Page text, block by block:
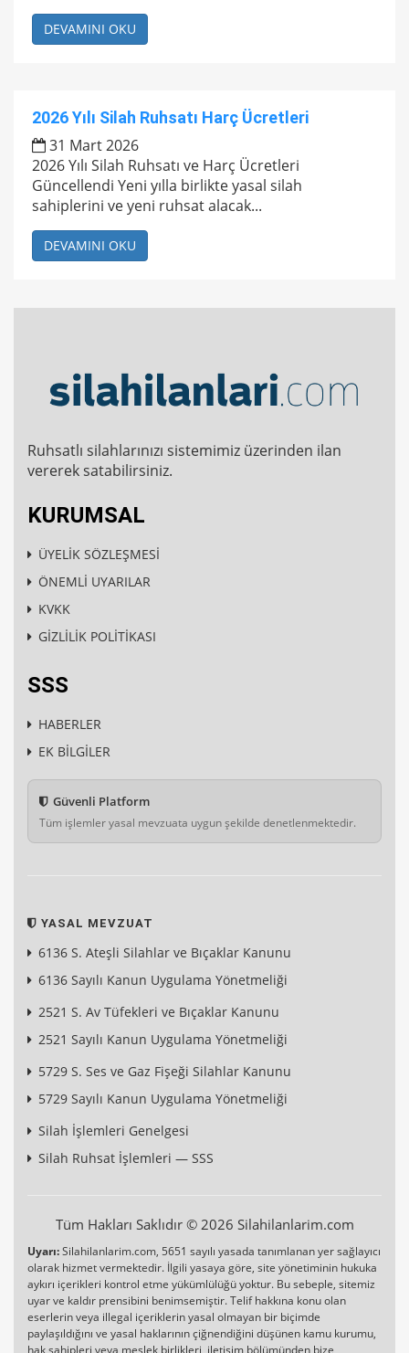
DEVAMINI OKU
2026 Yılı Silah Ruhsatı Harç Ücretleri
31 Mart 2026
2026 Yılı Silah Ruhsatı ve Harç Ücretleri
Güncellendi Yeni yılla birlikte yasal silah
sahiplerini ve yeni ruhsat alacak...
DEVAMINI OKU
Ruhsatlı silahlarınızı sistemimiz üzerinden ilan
vererek satabilirsiniz.
KURUMSAL
ÜYELİK SÖZLEŞMESİ
ÖNEMLİ UYARILAR
KVKK
GİZLİLİK POLİTİKASI
SSS
HABERLER
EK BİLGİLER
Güvenli Platform
Tüm işlemler yasal mevzuata uygun şekilde denetlenmektedir.
YASAL MEVZUAT
6136 S. Ateşli Silahlar ve Bıçaklar Kanunu
6136 Sayılı Kanun Uygulama Yönetmeliği
2521 S. Av Tüfekleri ve Bıçaklar Kanunu
2521 Sayılı Kanun Uygulama Yönetmeliği
5729 S. Ses ve Gaz Fişeği Silahlar Kanunu
5729 Sayılı Kanun Uygulama Yönetmeliği
Silah İşlemleri Genelgesi
Silah Ruhsat İşlemleri — SSS
Tüm Hakları Saklıdır © 2026 Silahilanlarim.com
Uyarı:Silahilanlarim.com, 5651 sayılı yasada tanımlanan yer sağlayıcı
olarak hizmet vermektedir. İlgili yasaya göre, site yönetiminin hukuka
aykırı içerikleri kontrol etme yükümlülüğü yoktur. Bu sebeple, sitemiz
uyar ve kaldır prensibini benimsemiştir. Telif hakkına konu olan
eserlerin veya illegal içeriklerin yasal olmayan bir biçimde
paylaşıldığını ve yasal haklarının çiğnendiğini düşünen kamu kurumu,